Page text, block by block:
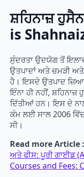
ਸ਼ਹਿਨਾਜ਼
is
ਸੁੰਦਰਤਾ ਉਦਯੋਗ ਤੋਂ
ਉਤਪਾਦਾਂ ਅਤੇ ਚਮੜੀ
ਹੈ। ਇਸਦੇ ਉਤਪਾਦ
ਇੰਨਾ ਹੀ ਨਹੀਂ,
ਦਿੱਤੀਆਂ ਹਨ। ਇਸ ਦੇ
ਕੰਮ ਲਈ ਸਾਲ 2006
ਸੀ।
Read more Article :
ਅਤੇ ਫੀਸ: ਪੂਰੀ ਗਾਈਡ
Courses and Fees: